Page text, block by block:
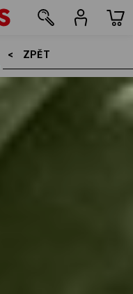
ZPĚT    >